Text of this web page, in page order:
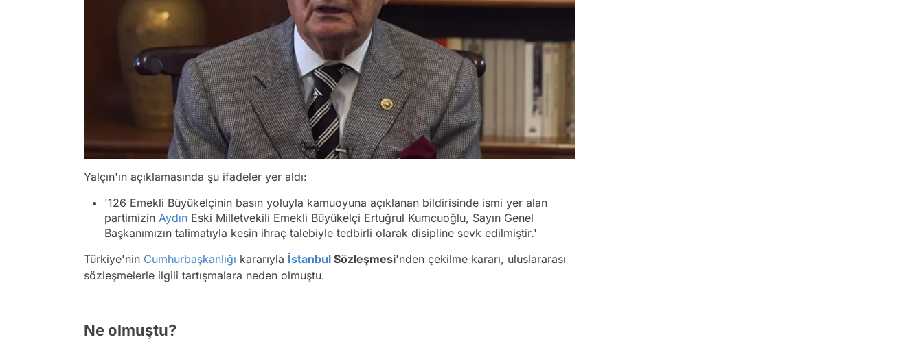
Yalçın'ın açıklamasında şu ifadeler yer aldı:
'126 Emekli Büyükelçinin basın yoluyla kamuoyuna açıklanan bildirisinde ismi yer alan
partimizin Aydın Eski Milletvekili Emekli Büyükelçi Ertuğrul Kumcuoğlu, Sayın Genel
Başkanımızın talimatıyla kesin ihraç talebiyle tedbirli olarak disipline sevk edilmiştir.'
Türkiye'nin Cumhurbaşkanlığı kararıyla İstanbul Sözleşmesi'nden çekilme kararı, uluslararası
sözleşmelerle ilgili tartışmalara neden olmuştu.
Ne olmuştu?